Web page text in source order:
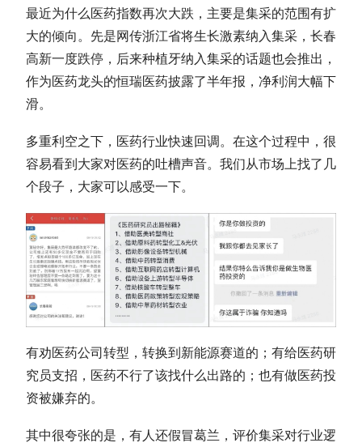
最近为什么医药指数再次大跌，主要是集采的范围有扩
大的倾向。先是网传浙江省将生长激素纳入集采，长春
高新一度跌停，后来种植牙纳入集采的话题也会推出，
作为医药龙头的恒瑞医药披露了半年报，净利润大幅下
滑。
多重利空之下，医药行业快速回调。在这个过程中，很
容易看到大家对医药的吐槽声音。我们从市场上找了几
个段子，大家可以感受一下。
有劝医药公司转型，转换到新能源赛道的；有给医药研
究员支招，医药不行了该找什么出路的；也有做医药投
资被嫌弃的。
其中很夸张的是，有人还假冒葛兰，评价集采对行业逻